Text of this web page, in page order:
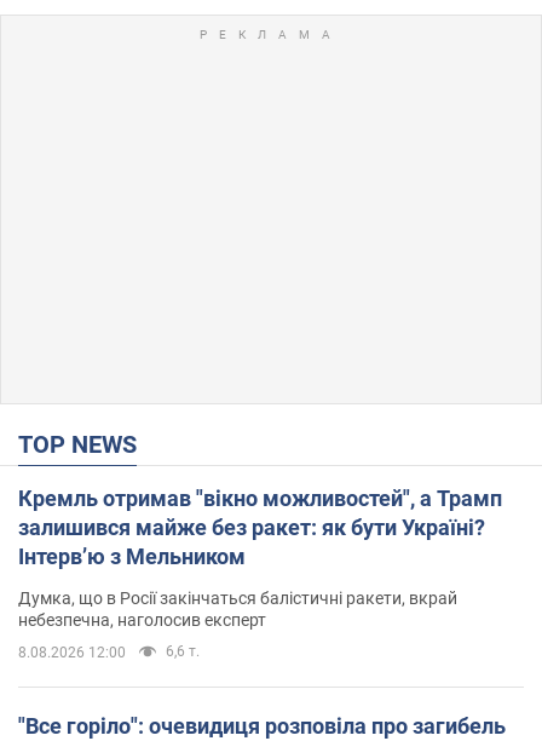
TOP NEWS
Кремль отримав "вікно можливостей", а Трамп
залишився майже без ракет: як бути Україні?
Інтерв’ю з Мельником
Думка, що в Росії закінчаться балістичні ракети, вкрай
небезпечна, наголосив експерт
8.08.2026 12:00 6,6 т.
"Все горіло": очевидиця розповіла про загибель